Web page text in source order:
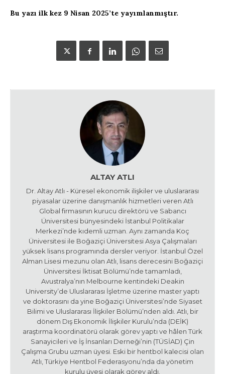
Bu yazı ilk kez 9 Nisan 2025’te yayımlanmıştır.
ALTAY ATLI
Dr. Altay Atlı - Küresel ekonomik ilişkiler ve uluslararası
piyasalar üzerine danışmanlık hizmetleri veren Atlı
Global firmasının kurucu direktörü ve Sabancı
Üniversitesi bünyesindeki İstanbul Politikalar
Merkezi’nde kıdemli uzman. Aynı zamanda Koç
Üniversitesi ile Boğaziçi Üniversitesi Asya Çalışmaları
yüksek lisans programında dersler veriyor. İstanbul Özel
Alman Lisesi mezunu olan Atlı, lisans derecesini Boğaziçi
Üniversitesi İktisat Bölümü’nde tamamladı,
Avustralya’nın Melbourne kentindeki Deakin
University’de Uluslararası İşletme üzerine master yaptı
ve doktorasını da yine Boğaziçi Üniversitesi’nde Siyaset
Bilimi ve Uluslararası İlişkiler Bölümü’nden aldı. Atlı, bir
dönem Dış Ekonomik İlişkiler Kurulu’nda (DEİK)
araştırma koordinatörü olarak görev yaptı ve hâlen Türk
Sanayicileri ve İş İnsanları Derneği’nin (TÜSİAD) Çin
Çalışma Grubu uzman üyesi. Eski bir hentbol kalecisi olan
Atlı, Türkiye Hentbol Federasyonu’nda da yönetim
kurulu üyesi olarak görev aldı.